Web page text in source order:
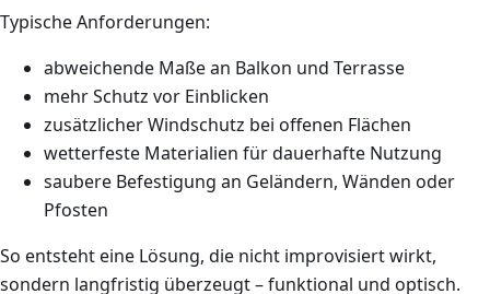
Typische Anforderungen:
abweichende Maße an Balkon und Terrasse
mehr Schutz vor Einblicken
zusätzlicher Windschutz bei offenen Flächen
wetterfeste Materialien für dauerhafte Nutzung
saubere Befestigung an Geländern, Wänden oder
Pfosten
So entsteht eine Lösung, die nicht improvisiert wirkt,
sondern langfristig überzeugt – funktional und optisch.